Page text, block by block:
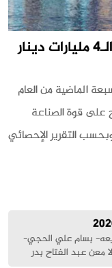
من رسوم "يوم
دونالد ترامب ما يقرب من 100 مليار دولار كاسترداد للرسوم
استخدامه لسلطات
في وقت سابق من هذا
مسؤولو الجمارك
2026:- أبو زيد شرايعه- بسام علي الحجي-
معن عبد الفتاح بدر